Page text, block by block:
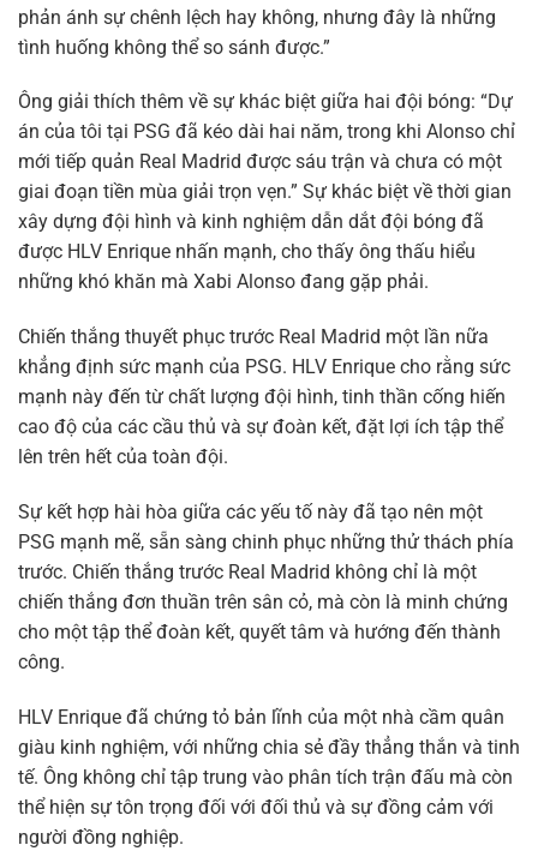
phản ánh sự chênh lệch hay không, nhưng đây là những
tình huống không thể so sánh được.”
Ông giải thích thêm về sự khác biệt giữa hai đội bóng: “Dự
án của tôi tại PSG đã kéo dài hai năm, trong khi Alonso chỉ
mới tiếp quản Real Madrid được sáu trận và chưa có một
giai đoạn tiền mùa giải trọn vẹn.” Sự khác biệt về thời gian
xây dựng đội hình và kinh nghiệm dẫn dắt đội bóng đã
được HLV Enrique nhấn mạnh, cho thấy ông thấu hiểu
những khó khăn mà Xabi Alonso đang gặp phải.
Chiến thắng thuyết phục trước Real Madrid một lần nữa
khẳng định sức mạnh của PSG. HLV Enrique cho rằng sức
mạnh này đến từ chất lượng đội hình, tinh thần cống hiến
cao độ của các cầu thủ và sự đoàn kết, đặt lợi ích tập thể
lên trên hết của toàn đội.
Sự kết hợp hài hòa giữa các yếu tố này đã tạo nên một
PSG mạnh mẽ, sẵn sàng chinh phục những thử thách phía
trước. Chiến thắng trước Real Madrid không chỉ là một
chiến thắng đơn thuần trên sân cỏ, mà còn là minh chứng
cho một tập thể đoàn kết, quyết tâm và hướng đến thành
công.
HLV Enrique đã chứng tỏ bản lĩnh của một nhà cầm quân
giàu kinh nghiệm, với những chia sẻ đầy thẳng thắn và tinh
tế. Ông không chỉ tập trung vào phân tích trận đấu mà còn
thể hiện sự tôn trọng đối với đối thủ và sự đồng cảm với
người đồng nghiệp.